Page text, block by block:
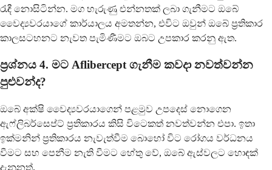
රැඳී නොසිටින්න. මග හැරුණු එන්නතක් ලබා ගැනීමට ඔබේ
වෛද්‍යවරයාගේ කාර්යාලය අමතන්න, එවිට ඔවුන් ඔබේ ප්‍රතිකාර
කාලසටහනට නැවත පැමිණීමට ඔබට උපකාර කරනු ඇත.
ප්‍රශ්නය 4. මට Aflibercept ගැනීම කවදා නවත්වන්න
පුළුවන්ද?
ඔබේ අක්ෂි වෛද්‍යවරයාගෙන් පළමුව උපදෙස් නොගෙන
ඇෆ්ලිබර්සෙප්ට් ප්‍රතිකාරය කිසි විටෙකත් නවත්වන්න එපා. ඉතා
ඉක්මනින් ප්‍රතිකාරය නැවැත්වීම බොහෝ විට රෝගය වර්ධනය
වීමට සහ පෙනීම නැති වීමට හේතු වේ, ඔබේ ඇස්වලට හොඳක්
දැනුනත්.